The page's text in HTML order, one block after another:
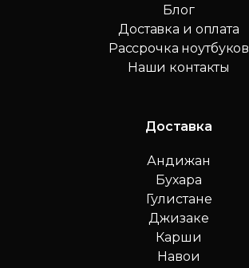
Блог
Доставка и оплата
Рассрочка ноутбуков
Наши контакты
Доставка
Андижан
Бухара
Гулистане
Джизаке
Карши
Навои